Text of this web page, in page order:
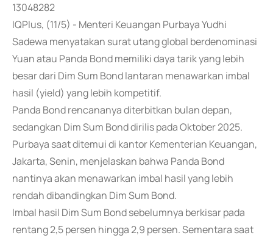
13048282
IQPlus, (11/5) - Menteri Keuangan Purbaya Yudhi
Sadewa menyatakan surat utang global berdenominasi
Yuan atau Panda Bond memiliki daya tarik yang lebih
besar dari Dim Sum Bond lantaran menawarkan imbal
hasil (yield) yang lebih kompetitif.
Panda Bond rencananya diterbitkan bulan depan,
sedangkan Dim Sum Bond dirilis pada Oktober 2025.
Purbaya saat ditemui di kantor Kementerian Keuangan,
Jakarta, Senin, menjelaskan bahwa Panda Bond
nantinya akan menawarkan imbal hasil yang lebih
rendah dibandingkan Dim Sum Bond.
Imbal hasil Dim Sum Bond sebelumnya berkisar pada
rentang 2,5 persen hingga 2,9 persen. Sementara saat